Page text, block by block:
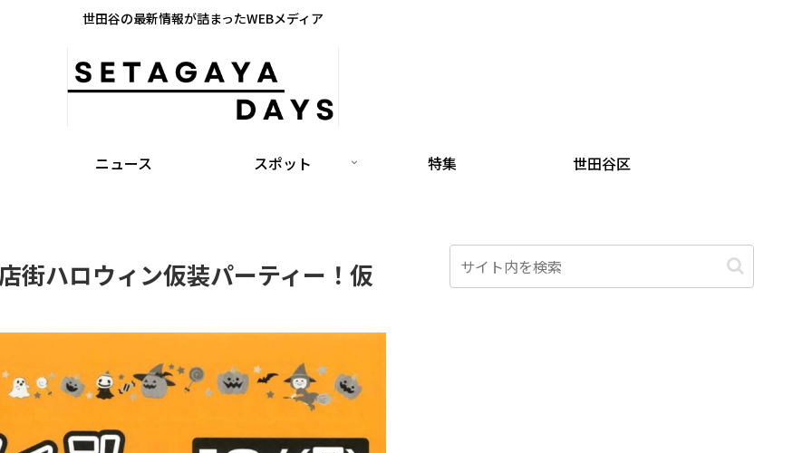
世田谷の最新情報が詰まったWEBメディア
ニュース スポット 特集 世田谷区
ハロウィン仮装パーティー！仮